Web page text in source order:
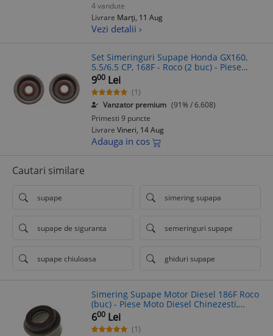
4 vandute
Livrare Marți, 11 Aug
Vezi detalii ›
Set Simeringuri Supape Honda GX160,
5.5/6.5 CP, 168F - Roco (2 buc) - Piese
Moto
900 Lei
(1)
Vanzator premium (91% / 6.608)
Primesti 9 puncte
Livrare Vineri, 14 Aug
Adauga in cos
Cautari similare
supape simering supapa
supape de siguranta semeringuri supape
supape chiuloasa ghiduri supape
Simering Supape Motor Diesel 186F Roco
(buc) - Piese Moto Diesel Chinezesti,
Diametru 12mm
600 Lei
(1)